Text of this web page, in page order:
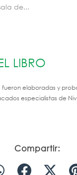
de...
LIBRO
fueron elaboradas y
especialistas de
Compartir: